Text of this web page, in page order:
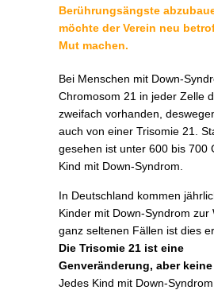
Berührungsängste
möchte der Verein neu
Mut machen.
Bei Menschen mit Down-
Chromosom 21 in jeder Zelle
zweifach vorhanden,
auch von einer Trisomie 21.
gesehen ist unter 600 bis 700
Kind mit Down-Syndrom.
In Deutschland kommen
Kinder mit Down-Syndrom zur
ganz seltenen Fällen ist dies
Die Trisomie 21 ist eine
Genveränderung, aber
Jedes Kind mit Down-